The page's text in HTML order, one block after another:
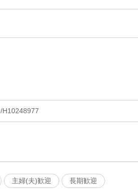
H10248977
主婦(夫)歓迎 長期歓迎